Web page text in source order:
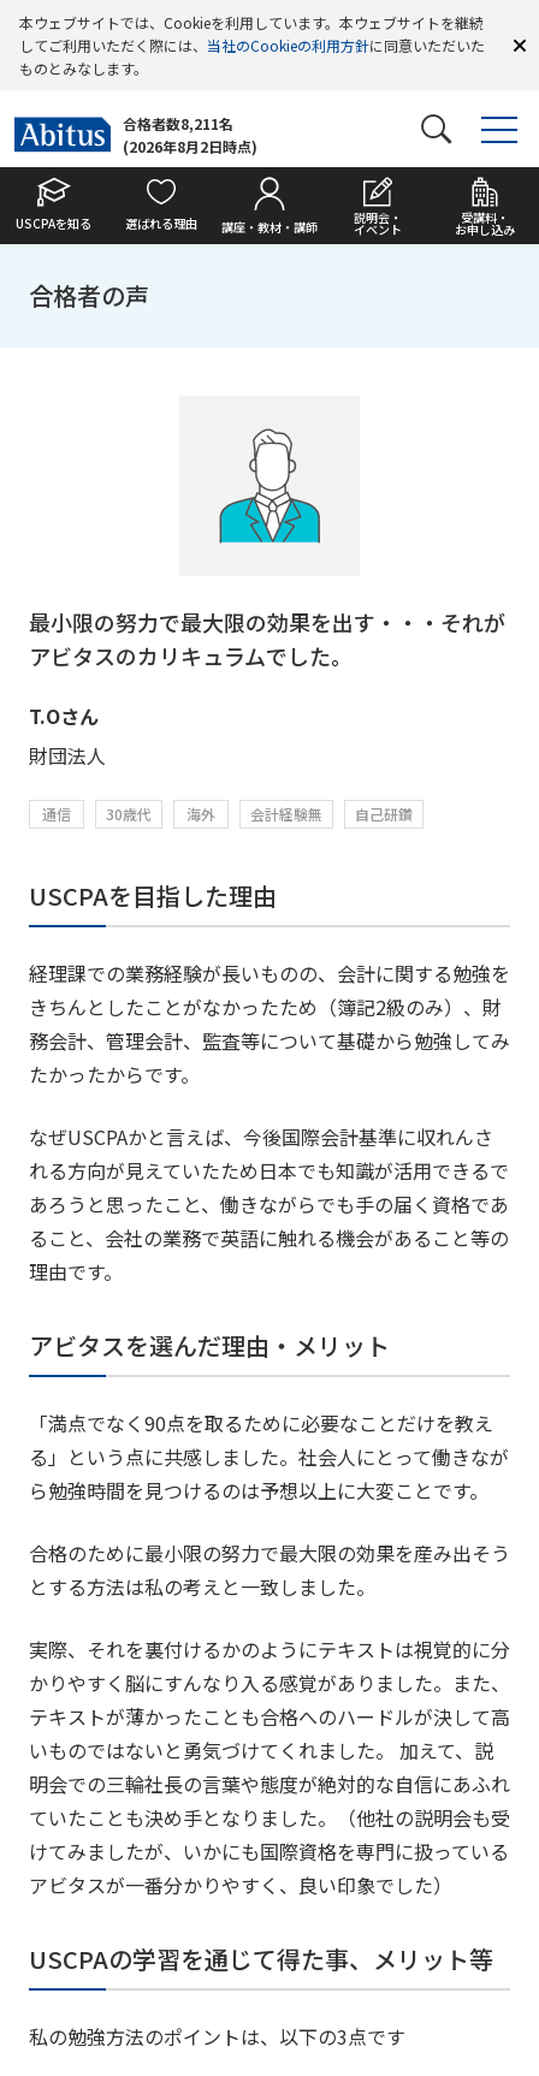
本ウェブサイトでは、Cookieを利用しています。本ウェブサイトを継続
してご利用いただく際には、 当社のCookieの利用方針に同意いただいた
ものとみなします。
合格者数8,211名
(2026年8月2日時点)
USCPAを知る 選ばれる理由 講座・教材・講師
説明会・
イベント
受講料・
お申し込み
合格者の声
最小限の努力で最大限の効果を出す・・・それが
アビタスのカリキュラムでした。
T.Oさん
財団法人
通信 30歳代 海外 会計経験無 自己研鑽
USCPAを目指した理由
経理課での業務経験が長いものの、会計に関する勉強を
きちんとしたことがなかったため（簿記2級のみ）、財
務会計、管理会計、監査等について基礎から勉強してみ
たかったからです。
なぜUSCPAかと言えば、今後国際会計基準に収れんさ
れる方向が見えていたため日本でも知識が活用できるで
あろうと思ったこと、働きながらでも手の届く資格であ
ること、会社の業務で英語に触れる機会があること等の
理由です。
アビタスを選んだ理由・メリット
「満点でなく90点を取るために必要なことだけを教え
る」という点に共感しました。社会人にとって働きなが
ら勉強時間を見つけるのは予想以上に大変ことです。
合格のために最小限の努力で最大限の効果を産み出そう
とする方法は私の考えと一致しました。
実際、それを裏付けるかのようにテキストは視覚的に分
かりやすく脳にすんなり入る感覚がありました。また、
テキストが薄かったことも合格へのハードルが決して高
いものではないと勇気づけてくれました。 加えて、説
明会での三輪社長の言葉や態度が絶対的な自信にあふれ
ていたことも決め手となりました。（他社の説明会も受
けてみましたが、いかにも国際資格を専門に扱っている
アビタスが一番分かりやすく、良い印象でした）
USCPAの学習を通じて得た事、メリット等
私の勉強方法のポイントは、以下の3点です